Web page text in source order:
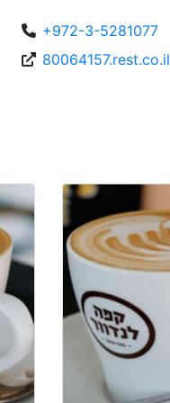
+972-3-5281077
80064157.rest.co.il